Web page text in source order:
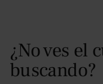
¿No ves el
buscando?